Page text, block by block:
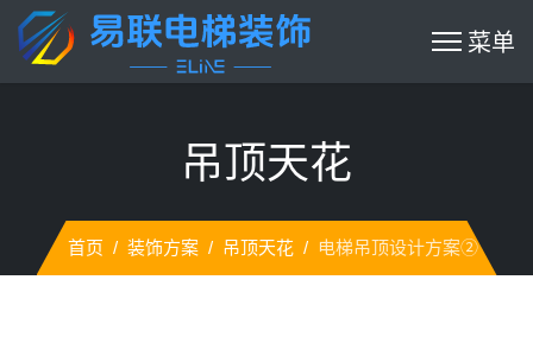
吊顶天花
首页 装饰方案 吊顶天花 电梯吊顶设计方案②